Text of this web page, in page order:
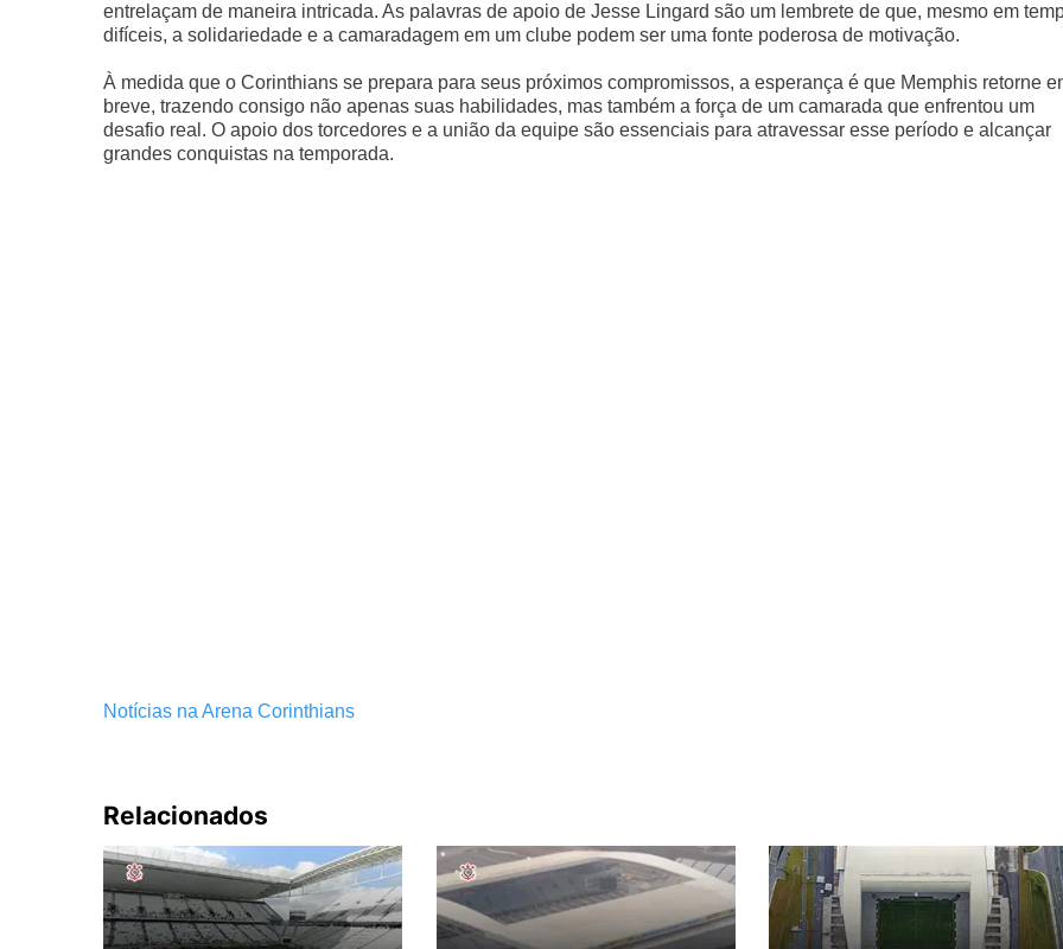
entrelaçam de maneira intricada. As palavras de apoio de Jesse Lingard são um lembrete de que, mesmo em
difíceis, a solidariedade e a camaradagem em um clube podem ser uma fonte poderosa de motivação.
À medida que o Corinthians se prepara para seus próximos compromissos, a esperança é que Memphis retorne
breve, trazendo consigo não apenas suas habilidades, mas também a força de um camarada que enfrentou um
desafio real. O apoio dos torcedores e a união da equipe são essenciais para atravessar esse período e alcançar
grandes conquistas na temporada.
Notícias na Arena Corinthians
Relacionados